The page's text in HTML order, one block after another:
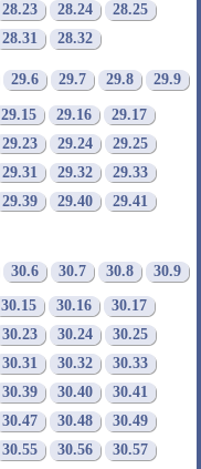
28.23 28.24
28.25
28.31 28.32
29.6 29.7 29.8 29.9
29.15 29.16
29.17
29.23 29.24
29.25
29.31 29.32
29.33
29.39 29.40
29.41
30.6 30.7 30.8 30.9
30.15 30.16
30.17
30.23 30.24
30.25
30.31 30.32
30.33
30.39 30.40
30.41
30.47 30.48
30.49
30.55 30.56 30.57